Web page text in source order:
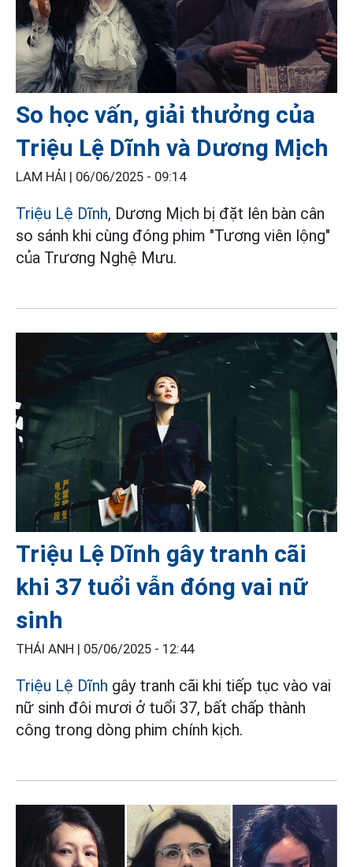
So học vấn, giải thưởng của
Triệu Lệ Dĩnh và Dương Mịch
LAM HẢI | 06/06/2025 - 09:14
Triệu Lệ Dĩnh, Dương Mịch bị đặt lên bàn cân
so sánh khi cùng đóng phim "Tương viên lộng"
của Trương Nghệ Mưu.
Triệu Lệ Dĩnh gây tranh cãi
khi 37 tuổi vẫn đóng vai nữ
sinh
THÁI ANH | 05/06/2025 - 12:44
Triệu Lệ Dĩnh gây tranh cãi khi tiếp tục vào vai
nữ sinh đôi mươi ở tuổi 37, bất chấp thành
công trong dòng phim chính kịch.